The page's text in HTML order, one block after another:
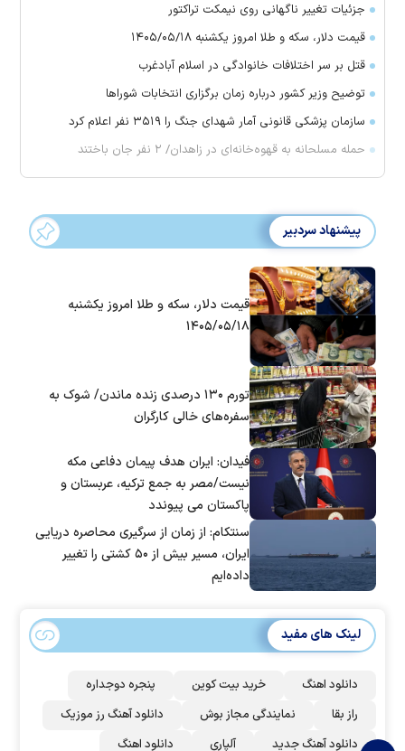
جزئیات تغییر ناگهانی روی نیمکت تراکتور
قیمت دلار، سکه و طلا امروز یکشنبه ۱۴۰۵/۰۵/۱۸
قتل بر سر اختلافات خانوادگی در اسلام آبادغرب
توضیح وزیر کشور درباره زمان برگزاری انتخابات شورا‌ها
سازمان پزشکی قانونی آمار شهدای جنگ را ۳۵۱۹ نفر اعلام کرد
حمله مسلحانه به قهوه‌خانه‌ای در زاهدان/ ۲ نفر جان باختند
پیشنهاد سردبیر
قیمت دلار، سکه و طلا امروز یکشنبه
۱۴۰۵/۰۵/۱۸
تورم ۱۳۰ درصدی زنده ماندن/ شوک به
سفره‌های خالی کارگران
فیدان: ایران هدف پیمان دفاعی مکه
نیست/مصر به جمع ترکیه، عربستان و
پاکستان می پیوندد
سنتکام: از زمان از سرگیری محاصره دریایی
ایران، مسیر بیش از ۵۰ کشتی را تغییر
داده‌ایم
لینک های مفید
دانلود اهنگ خرید بیت کوین
پنجره دوجداره
راز بقا
نمایندگی مجاز بوش
دانلود آهنگ رز‌ موزیک
دانلود آهنگ جدید
آلپاری دانلود اهنگ